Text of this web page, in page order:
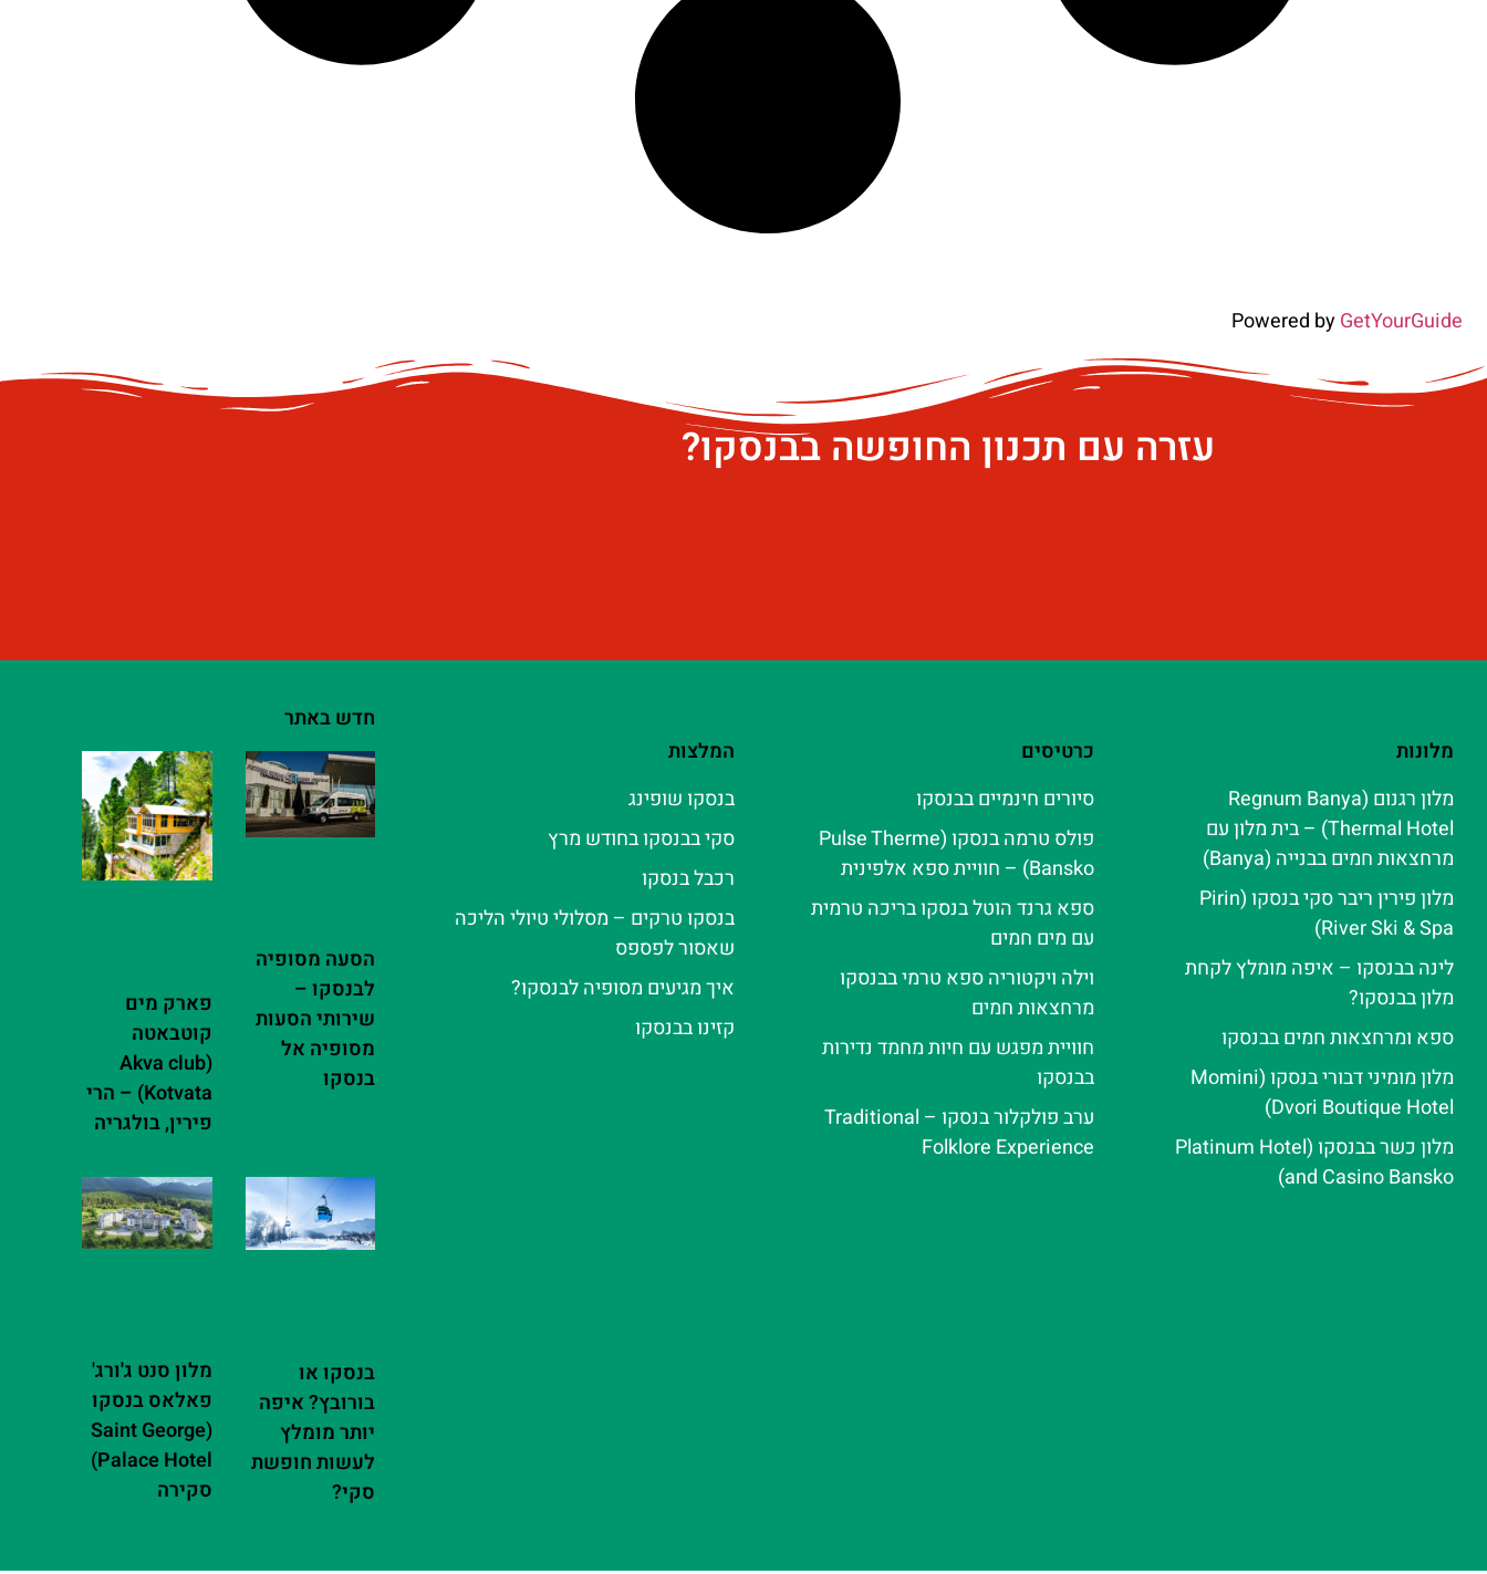
Powered byGetYourGuide
עזרה עם תכנון החופשה בבנסקו?
מלונות
מלון רגנום (Regnum Banya
Thermal Hotel) – בית מלון עם
מרחצאות חמים בבנייה (Banya)
מלון פירין ריבר סקי בנסקו (Pirin
River Ski & Spa‬)
לינה בבנסקו – איפה מומלץ לקחת
מלון בבנסקו?
ספא ומרחצאות חמים בבנסקו
מלון מומיני דבורי בנסקו (Momini
Dvori Boutique Hotel)
מלון כשר בבנסקו (Platinum Hotel
and Casino Bansko)
כרטיסים
סיורים חינמיים בבנסקו
פולס טרמה בנסקו (Pulse Therme
Bansko) – חוויית ספא אלפינית
ספא גרנד הוטל בנסקו בריכה טרמית
עם מים חמים
וילה ויקטוריה ספא טרמי בבנסקו
מרחצאות חמים
חוויית מפגש עם חיות מחמד נדירות
בבנסקו
ערב פולקלור בנסקו – Traditional
Folklore Experience
המלצות
בנסקו שופינג
סקי בבנסקו בחודש מרץ
רכבל בנסקו
בנסקו טרקים – מסלולי טיולי הליכה
שאסור לפספס
איך מגיעים מסופיה לבנסקו?
קזינו בבנסקו
חדש באתר
הסעה מסופיה
לבנסקו –
שירותי הסעות
מסופיה אל
בנסקו
פארק מים
קוטבאטה
(Akva club
Kotvata) – הרי
פירין, בולגריה
בנסקו או
בורובץ? איפה
יותר מומלץ
לעשות חופשת
סקי?
מלון סנט ג'ורג'
פאלאס בנסקו
(Saint George
Palace Hotel)
סקירה